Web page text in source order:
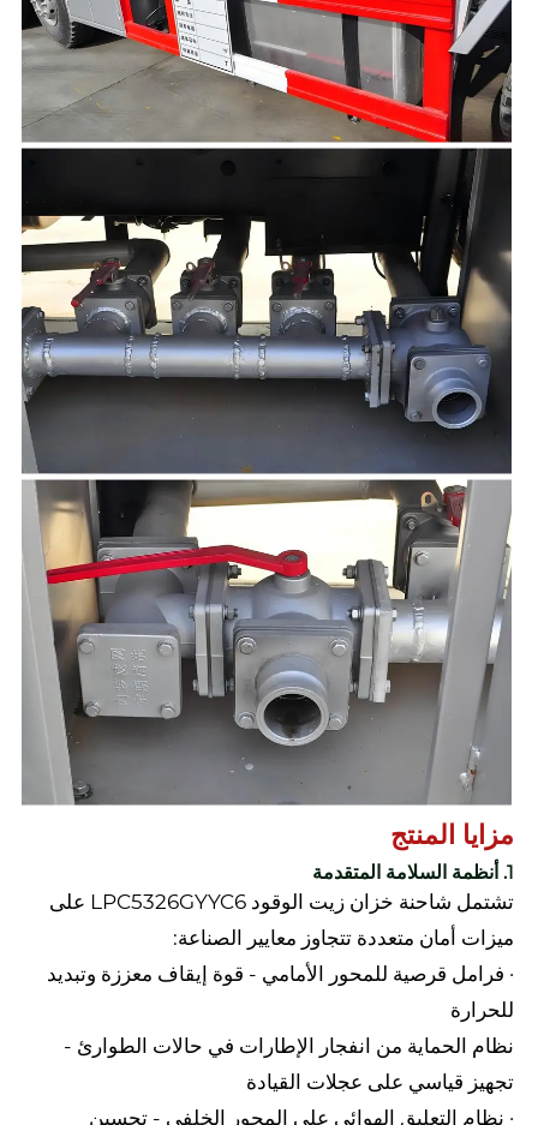
مزايا المنتج
1. أنظمة السلامة المتقدمة
تشتمل شاحنة خزان زيت الوقود LPC5326GYYC6 على
ميزات أمان متعددة تتجاوز معايير الصناعة:
· فرامل قرصية للمحور الأمامي - قوة إيقاف معززة وتبديد
للحرارة
نظام الحماية من انفجار الإطارات في حالات الطوارئ -
تجهيز قياسي على عجلات القيادة
· نظام التعليق الهوائي على المحور الخلفي - تحسين